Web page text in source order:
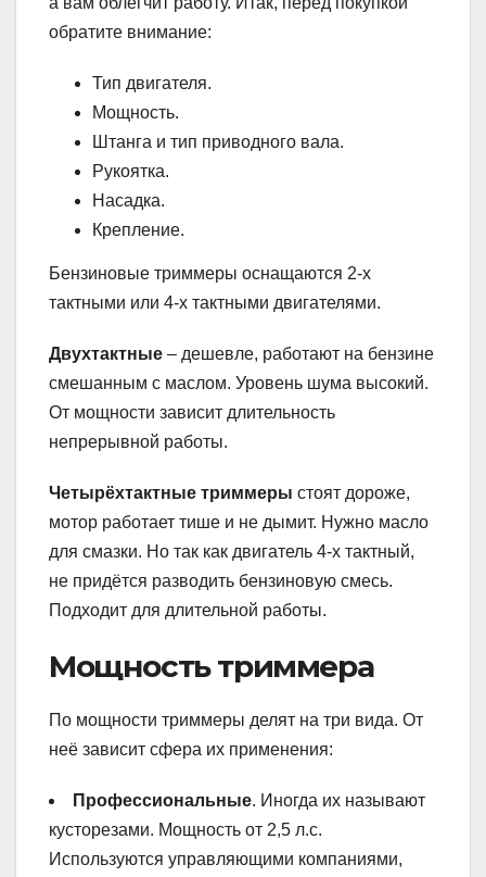
обратите внимание:
Тип двигателя.
Мощность.
Штанга и тип приводного вала.
Рукоятка.
Насадка.
Крепление.
Бензиновые триммеры оснащаются 2-х
тактными или 4-х тактными двигателями.
Двухтактные – дешевле, работают на бензине
смешанным с маслом. Уровень шума высокий.
От мощности зависит длительность
непрерывной работы.
Четырёхтактные триммеры стоят дороже,
мотор работает тише и не дымит. Нужно масло
для смазки. Но так как двигатель 4-х тактный,
не придётся разводить бензиновую смесь.
Подходит для длительной работы.
Мощность триммера
По мощности триммеры делят на три вида. От
неё зависит сфера их применения:
Профессиональные. Иногда их называют
кусторезами. Мощность от 2,5 л.с.
Используются управляющими компаниями,